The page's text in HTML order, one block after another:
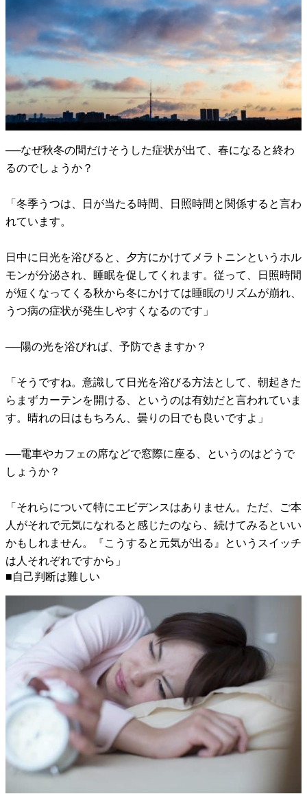
──なぜ秋冬の間だけそうした症状が出て、春になると終わ
るのでしょうか？
「冬季うつは、日が当たる時間、日照時間と関係すると言わ
れています。
日中に日光を浴びると、夕方にかけてメラトニンというホル
モンが分泌され、睡眠を促してくれます。従って、日照時間
が短くなってくる秋から冬にかけては睡眠のリズムが崩れ、
うつ病の症状が発生しやすくなるのです」
──陽の光を浴びれば、予防できますか？
「そうですね。意識して日光を浴びる方法として、朝起きた
らまずカーテンを開ける、というのは有効だと言われていま
す。晴れの日はもちろん、曇りの日でも良いですよ」
──電車やカフェの席などで窓際に座る、というのはどうで
しょうか？
「それらについて特にエビデンスはありません。ただ、ご本
人がそれで元気になれると感じたのなら、続けてみるといい
かもしれません。『こうすると元気が出る』というスイッチ
は人それぞれですから」
■自己判断は難しい